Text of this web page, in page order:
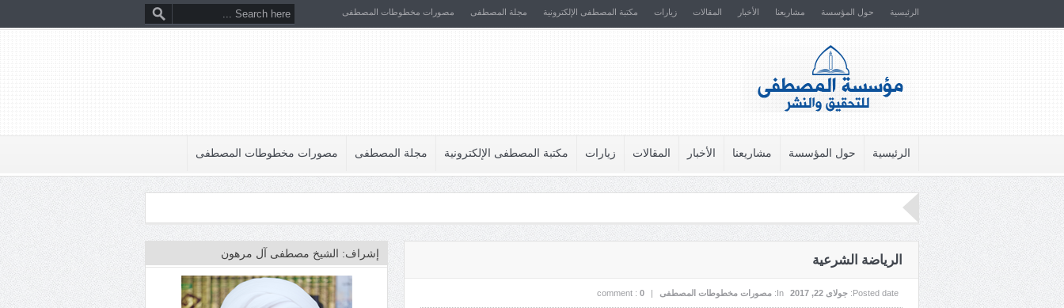
الرئيسية حول المؤسسة مشاريعنا الأخبار المقالات زيارات مكتبة المصطفى الإلكترونية مجلة المصطفى مصورات مخطوطات المصطفى
الرئيسية حول المؤسسة مشاريعنا الأخبار المقالات زيارات مكتبة المصطفى الإلكترونية مجلة المصطفى مصورات مخطوطات المصطفى
الرياضة الشرعية
Posted date: جولای 22, 2017 In: مصورات مخطوطات المصطفى |
comment : 0
إشراف: الشيخ مصطفى آل مرهون